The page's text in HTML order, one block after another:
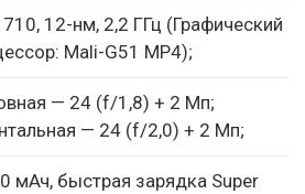
710, 12-нм, 2,2 ГГц (Графический
Mali-G51 MP4);
— 24 (f/1,8) + 2 Мп;
— 24 (f/2,0) + 2 Мп;
мАч, быстрая зарядка Super